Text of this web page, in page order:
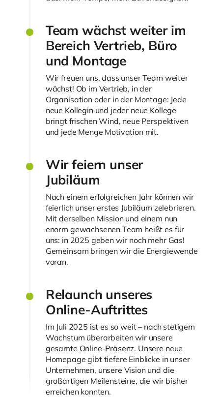
Team wächst weiter im
Bereich Vertrieb, Büro
und Montage
Wir freuen uns, dass unser Team weiter
wächst! Ob im Vertrieb, in der
Organisation oder in der Montage: Jede
neue Kollegin und jeder neue Kollege
bringt frischen Wind, neue Perspektiven
und jede Menge Motivation mit.
Wir feiern unser
Jubiläum
Nach einem erfolgreichen Jahr können wir
feierlich unser erstes Jubiläum zelebrieren.
Mit derselben Mission und einem nun
enorm gewachsenen Team heißt es für
uns: in 2025 geben wir noch mehr Gas!
Gemeinsam bringen wir die Energiewende
voran.
Relaunch unseres
Online-Auftrittes
Im Juli 2025 ist es so weit – nach stetigem
Wachstum überarbeiten wir unsere
gesamte Online-Präsenz. Unsere neue
Homepage gibt tiefere Einblicke in unser
Unternehmen, unsere Vision und die
großartigen Meilensteine, die wir bisher
erreichen konnten.